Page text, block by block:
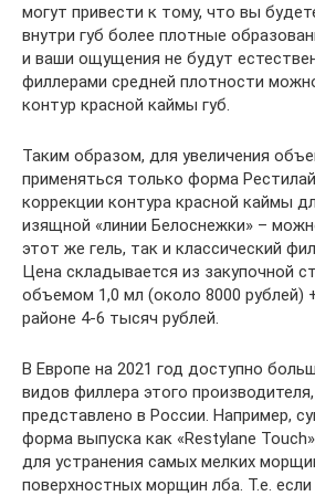
могут привести к тому, что вы
внутри губ более плотные
и ваши ощущения не будут
филлерами средней плотности
контур красной каймы губ.
Таким образом, для увеличения
применяться только форма
коррекции контура красной каймы
изящной «линии Белоснежки» –
этот же гель, так и классический
Цена складывается из закупочной
объемом 1,0 мл (около 8000 рублей)
районе 4-6 тысяч рублей.
В Европе на 2021 год доступно
видов филлера этого
представлено в России. Например,
форма выпуска как «Restylane
для устранения самых мелких
поверхностных морщин лба. Т.е.